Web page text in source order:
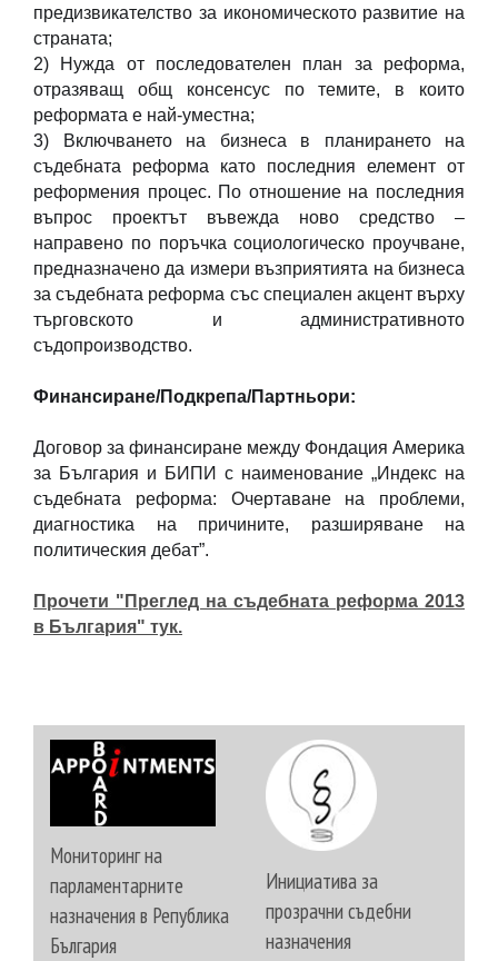
предизвикателство за икономическото развитие на
страната;
2) Нужда от последователен план за реформа,
отразяващ общ консенсус по темите, в които
реформата е най-уместна;
3) Включването на бизнеса в планирането на
съдебната реформа като последния елемент от
реформения процес. По отношение на последния
въпрос проектът въвежда ново средство –
направено по поръчка социологическо проучване,
предназначено да измери възприятията на бизнеса
за съдебната реформа със специален акцент върху
търговското и административното
съдопроизводство.
Финансиране/Подкрепа/Партньори:
Договор за финансиране между Фондация Америка
за България и БИПИ с наименование „Индекс на
съдебната реформа: Очертаване на проблеми,
диагностика на причините, разширяване на
политическия дебат”.
Прочети "Преглед на съдебната реформа 2013
в България" тук.
Мониторинг на
парламентарните
назначения в Република
България
Инициатива за
прозрачни съдебни
назначения